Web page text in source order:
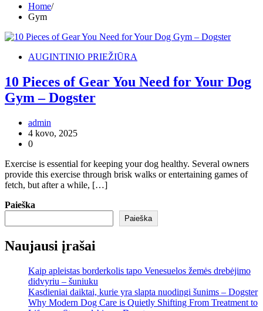
Home
Gym
AUGINTINIO PRIEŽIŪRA
10 Pieces of Gear You Need for Your Dog
Gym – Dogster
admin
4 kovo, 2025
0
Exercise is essential for keeping your dog healthy. Several owners
provide this exercise through brisk walks or entertaining games of
fetch, but after a while, […]
Paieška
Paieška
Naujausi įrašai
Kaip apleistas borderkolis tapo Venesuelos žemės drebėjimo
didvyriu – šuniuku
Kasdieniai daiktai, kurie yra slapta nuodingi šunims – Dogster
Why Modern Dog Care is Quietly Shifting From Treatment to